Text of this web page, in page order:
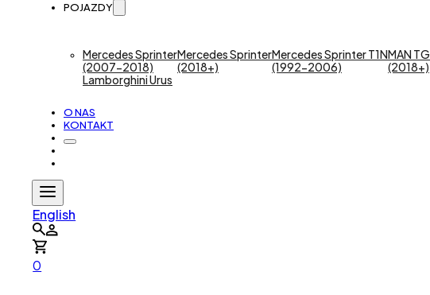
POJAZDY
Mercedes Sprinter
(2007-2018)
Mercedes Sprinter
(2018+)
Mercedes Sprinter T1N
(1992-2006)
MAN
(2018+)
Lamborghini Urus
O NAS
KONTAKT
English
0